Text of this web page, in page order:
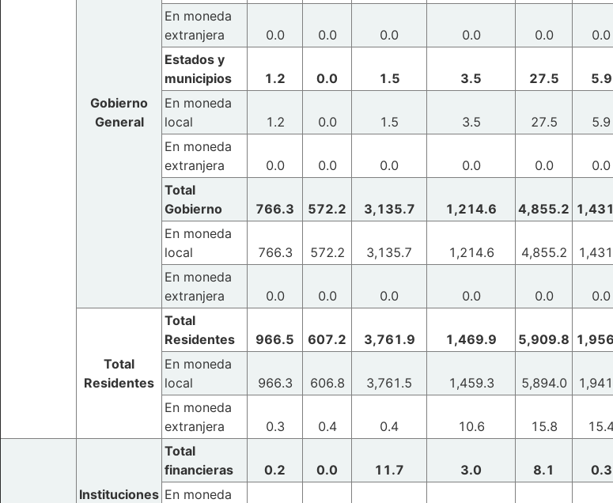
Gobierno
General
En moneda
extranjera
0.0 0.0 0.0 0.0 0.0 0.0
Estados y
municipios
1.2 0.0 1.5 3.5 27.5 5.9
En moneda
local
1.2 0.0 1.5 3.5 27.5 5.9
En moneda
extranjera
0.0 0.0 0.0 0.0 0.0 0.0
Total
Gobierno
766.3 572.2 3,135.7 1,214.6 4,855.2
En moneda
local
766.3 572.2 3,135.7 1,214.6 4,855.2
En moneda
extranjera
0.0 0.0 0.0 0.0 0.0 0.0
Total
Residentes
Total
Residentes
966.5 607.2 3,761.9 1,469.9 5,909.8
En moneda
local
966.3 606.8 3,761.5 1,459.3 5,894.0
En moneda
extranjera
0.3 0.4 0.4 10.6 15.8
Instituciones
Total
financieras
0.2 0.0 11.7 3.0 8.1 0.3
En moneda